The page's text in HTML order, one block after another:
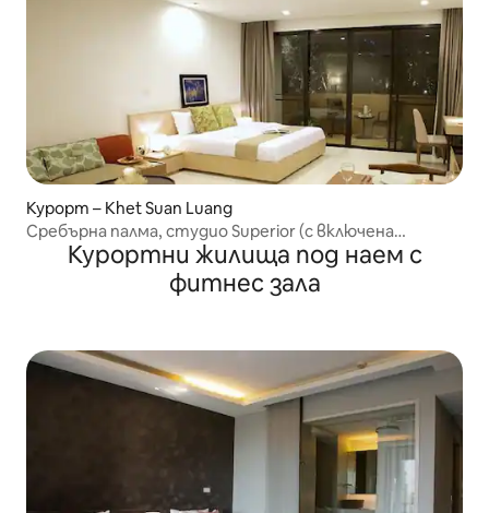
Курорт – Khet Suan Luang
Сребърна палма, студио Superior (с включена
закуска)Курортни жилища под наем с
фитнес зала